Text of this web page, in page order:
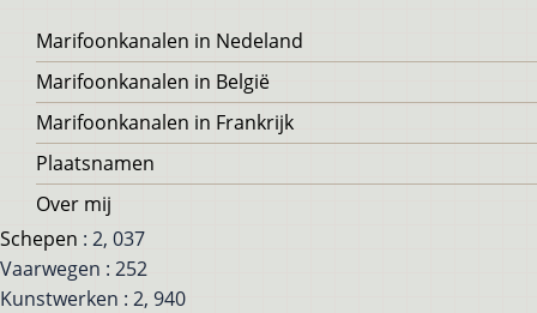
Voet
Marifoonkanalen in Nedeland
Marifoonkanalen in België
Marifoonkanalen in Frankrijk
Plaatsnamen
Over mij
Schepen : 2, 037
Vaarwegen : 252
Kunstwerken : 2, 940